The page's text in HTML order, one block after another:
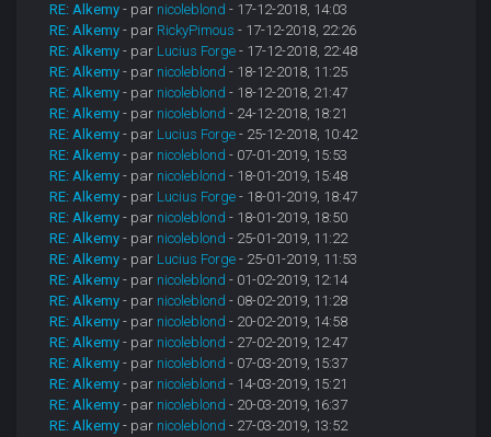
RE: Alkemy - par nicoleblond - 17-12-2018, 14:03
RE: Alkemy - par RickyPimous - 17-12-2018, 22:26
RE: Alkemy - par Lucius Forge - 17-12-2018, 22:48
RE: Alkemy - par nicoleblond - 18-12-2018, 11:25
RE: Alkemy - par nicoleblond - 18-12-2018, 21:47
RE: Alkemy - par nicoleblond - 24-12-2018, 18:21
RE: Alkemy - par Lucius Forge - 25-12-2018, 10:42
RE: Alkemy - par nicoleblond - 07-01-2019, 15:53
RE: Alkemy - par nicoleblond - 18-01-2019, 15:48
RE: Alkemy - par Lucius Forge - 18-01-2019, 18:47
RE: Alkemy - par nicoleblond - 18-01-2019, 18:50
RE: Alkemy - par nicoleblond - 25-01-2019, 11:22
RE: Alkemy - par Lucius Forge - 25-01-2019, 11:53
RE: Alkemy - par nicoleblond - 01-02-2019, 12:14
RE: Alkemy - par nicoleblond - 08-02-2019, 11:28
RE: Alkemy - par nicoleblond - 20-02-2019, 14:58
RE: Alkemy - par nicoleblond - 27-02-2019, 12:47
RE: Alkemy - par nicoleblond - 07-03-2019, 15:37
RE: Alkemy - par nicoleblond - 14-03-2019, 15:21
RE: Alkemy - par nicoleblond - 20-03-2019, 16:37
RE: Alkemy - par nicoleblond - 27-03-2019, 13:52